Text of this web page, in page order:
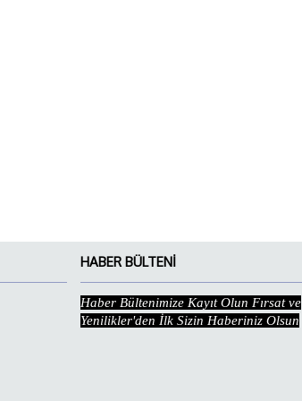
HABER BÜLTENI
Haber Bültenimize Kayıt Olun Fırsat ve
Yenilikler'den İlk Sizin Haberiniz Olsun